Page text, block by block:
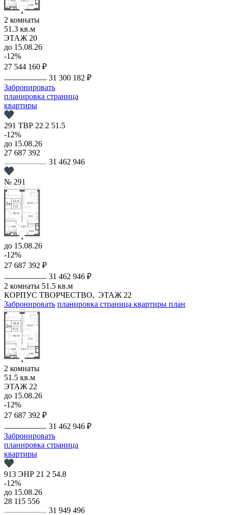
2 комнаты
51.3 кв.м
ЭТАЖ 20
до 15.08.26
-12%
27 544 160 ₽
31 300 182 ₽
Забронировать
планировка страница
квартиры
291 ТВР 22 2 51.5
-12%
до 15.08.26
27 687 392
31 462 946
№ 291
до 15.08.26
-12%
27 687 392 ₽
31 462 946 ₽
2 комнаты 51.5 кв.м
КОРПУС ТВОРЧЕСТВО, ЭТАЖ 22
Забронировать планировка страница квартиры план
2 комнаты
51.5 кв.м
ЭТАЖ 22
до 15.08.26
-12%
27 687 392 ₽
31 462 946 ₽
Забронировать
планировка страница
квартиры
913 ЭНР 21 2 54.8
-12%
до 15.08.26
28 115 556
31 949 496